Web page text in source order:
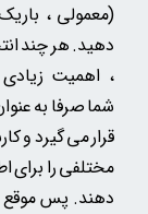
(معمولی ،
دهید. هر چند
، اهمیت
شما صرفا به
قرار می گیرد و
مختلفی را برای
دهند. پس موقع